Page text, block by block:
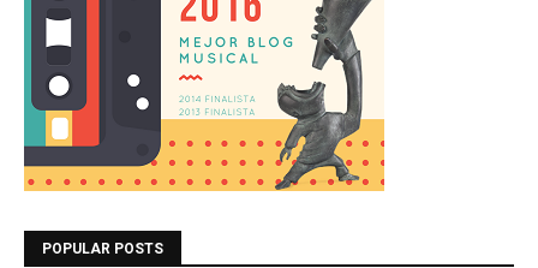
POPULAR POSTS